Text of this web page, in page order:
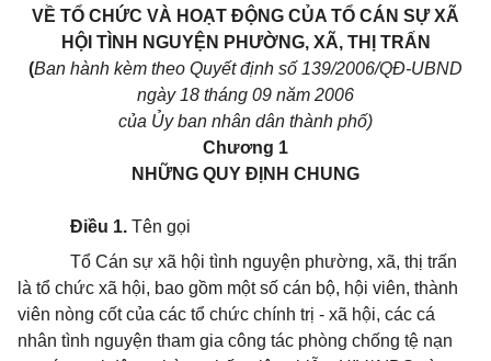
VỀ TỔ CHỨC VÀ HOẠT ĐỘNG CỦA TỔ CÁN SỰ XÃ
HỘI TÌNH NGUYỆN PHƯỜNG, XÃ, THỊ TRẤN
(Ban hành kèm theo Quyết định số 139/2006/QĐ-UBND
ngày 18 tháng 09 năm 2006
của Ủy ban nhân dân thành phố)
Chương 1
NHỮNG QUY ĐỊNH CHUNG
Điều 1. Tên gọi
Tổ Cán sự xã hội tình nguyện phường, xã, thị trấn
là tổ chức xã hội, bao gồm một số cán bộ, hội viên, thành
viên nòng cốt của các tổ chức chính trị - xã hội, các cá
nhân tình nguyện tham gia công tác phòng chống tệ nạn